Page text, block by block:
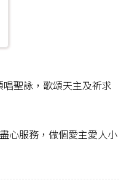
聖詠，歌頌天主及祈求
心服務，做個愛主愛人小